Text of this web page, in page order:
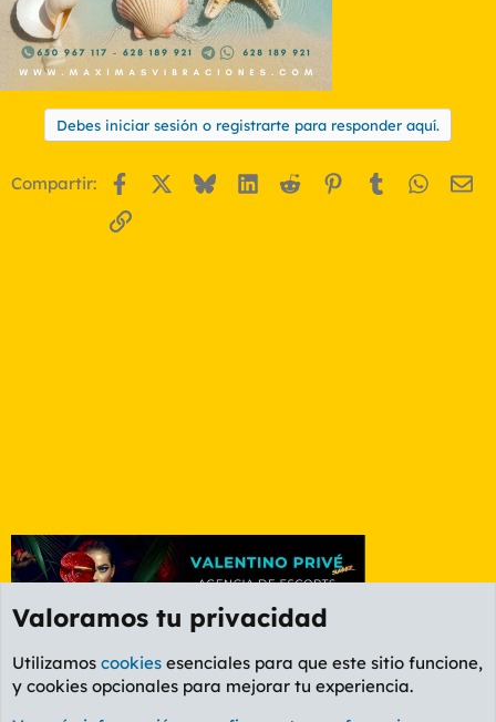
Debes iniciar sesión o registrarte para responder aquí.
Compartir: Facebook BlueskyLinkedIn
Reddit Pinterest
Tumblr
Enlace
Foro General
Valoramos tu privacidad
Utilizamos cookies esenciales para que este sitio funcione,
y cookies opcionales para mejorar tu experiencia.